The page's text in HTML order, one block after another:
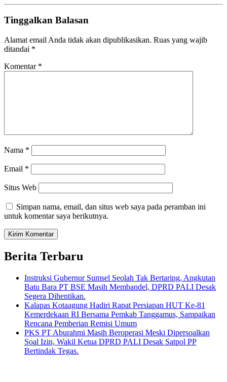
Tinggalkan Balasan
Alamat email Anda tidak akan dipublikasikan. Ruas yang wajib
ditandai *
Komentar *
Nama *
Email *
Situs Web
Simpan nama, email, dan situs web saya pada peramban ini
untuk komentar saya berikutnya.
Berita Terbaru
Instruksi Gubernur Sumsel Seolah Tak Bertaring, Angkutan
Batu Bara PT BSE Masih Membandel, DPRD PALI Desak
Segera Dihentikan.
Kalapas Kotaagung Hadiri Rapat Persiapan HUT Ke-81
Kemerdekaan RI Bersama Pemkab Tanggamus, Sampaikan
Rencana Pemberian Remisi Umum
PKS PT Aburahmi Masih Beroperasi Meski Dipersoalkan
Soal Izin, Wakil Ketua DPRD PALI Desak Satpol PP
Bertindak Tegas.